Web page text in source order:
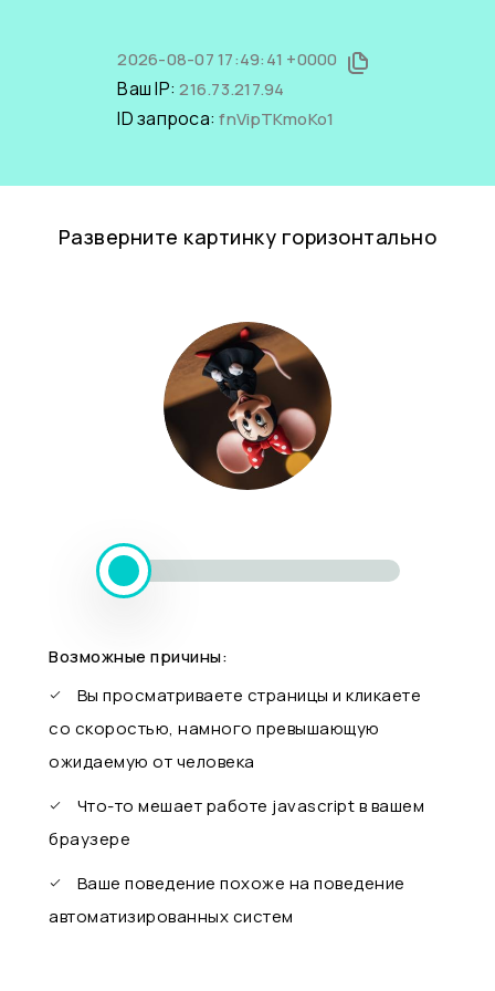
2026-08-07 17:49:41 +0000
Ваш IP:216.73.217.94
ID запроса:fnVipTKmoKo1
Разверните картинку горизонтально
Возможные причины:
Вы просматриваете страницы и кликаете
со скоростью, намного превышающую
ожидаемую от человека
Что-то мешает работе javascript в вашем
браузере
Ваше поведение похоже на поведение
автоматизированных систем